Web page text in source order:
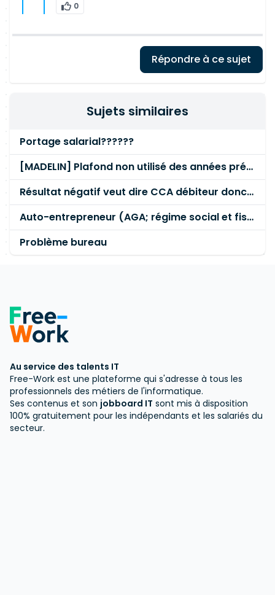
0
Répondre à ce sujet
Sujets similaires
Portage salarial??????
[MADELIN] Plafond non utilisé des années précédentes
Résultat négatif veut dire CCA débiteur donc illégal ?
Auto-entrepreneur (AGA; régime social et fiscal)
Problème bureau
Au service des talents IT
Free-Work est une plateforme qui s'adresse à tous les
professionnels des métiers de l'informatique.
Ses contenus et son jobboard IT sont mis à disposition
100% gratuitement pour les indépendants et les salariés du
secteur.